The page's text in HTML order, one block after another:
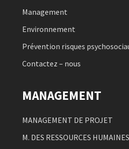
Management
Environnement
Prévention risques
Contactez – nous
MANAGEMENT
MANAGEMENT DE PROJET
M. DES RESSOURCES HUMAINES